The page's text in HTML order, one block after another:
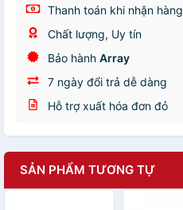
Thanh toán khi nhận hàng
Chất lượng, Uy tín
Bảo hành Array
7 ngày đổi trả dễ dàng
Hỗ trợ xuất hóa đơn đỏ
SẢN PHẨM TƯƠNG TỰ